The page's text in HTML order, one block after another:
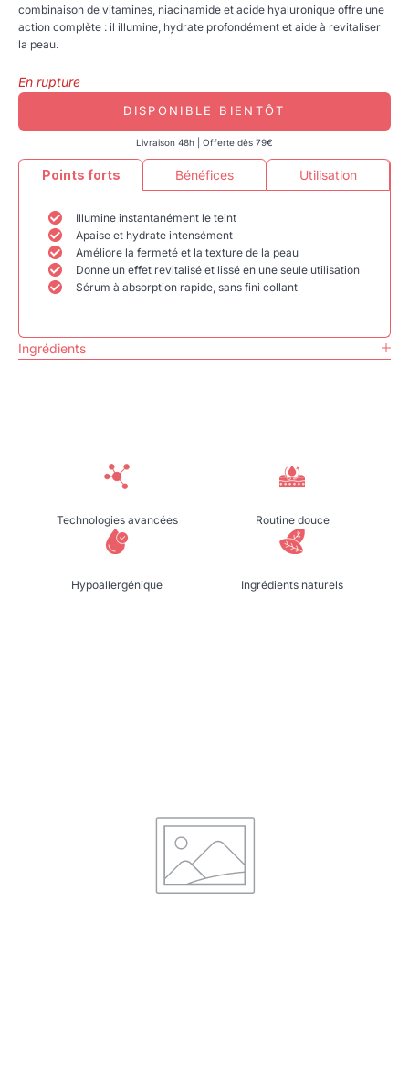
combinaison de vitamines, niacinamide et acide hyaluronique offre une
action complète : il illumine, hydrate profondément et aide à revitaliser
la peau.
En rupture
DISPONIBLE BIENTÔT
Livraison 48h | Offerte dès 79€
Points forts Bénéfices Utilisation
Illumine instantanément le teint
Apaise et hydrate intensément
Améliore la fermeté et la texture de la peau
Donne un effet revitalisé et lissé en une seule utilisation
Sérum à absorption rapide, sans fini collant
Ingrédients
Technologies avancées Routine douce
Hypoallergénique Ingrédients naturels